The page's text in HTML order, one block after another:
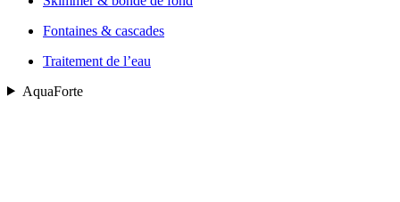
Fontaines & cascades
Traitement de l’eau
AquaForte